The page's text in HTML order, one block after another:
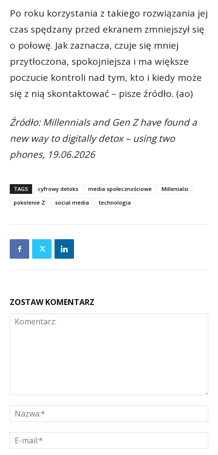
Po roku korzystania z takiego rozwiązania jej
czas spędzany przed ekranem zmniejszył się
o połowę. Jak zaznacza, czuje się mniej
przytłoczona, spokojniejsza i ma większe
poczucie kontroli nad tym, kto i kiedy może
się z nią skontaktować – pisze źródło. (ao)
Źródło: Millennials and Gen Z have found a
new way to digitally detox – using two
phones, 19.06.2026
TAGS cyfrowy detoks media społecznościowe
Millenialsi
pokolenie Z
social media technologia
ZOSTAW KOMENTARZ